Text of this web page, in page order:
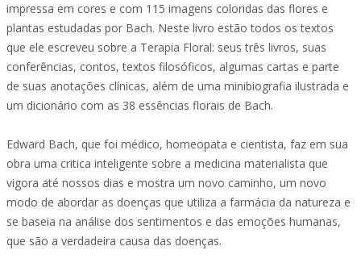
impressa em cores e com 115 imagens coloridas das flores e
plantas estudadas por Bach. Neste livro estão todos os textos
que ele escreveu sobre a Terapia Floral: seus três livros, suas
conferências, contos, textos filosóficos, algumas cartas e parte
de suas anotações clínicas, além de uma minibiografia ilustrada e
um dicionário com as 38 essências florais de Bach.
Edward Bach, que foi médico, homeopata e cientista, faz em sua
obra uma critica inteligente sobre a medicina materialista que
vigora até nossos dias e mostra um novo caminho, um novo
modo de abordar as doenças que utiliza a farmácia da natureza e
se baseia na análise dos sentimentos e das emoções humanas,
que são a verdadeira causa das doenças.